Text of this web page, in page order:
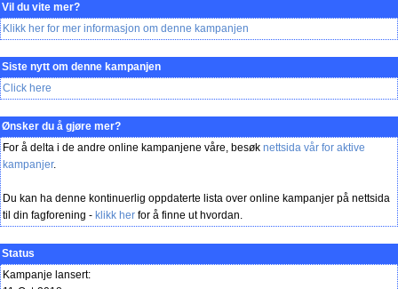
Vil du vite mer?
Klikk her for mer informasjon om denne kampanjen
Siste nytt om denne kampanjen
Click here
Ønsker du å gjøre mer?
For å delta i de andre online kampanjene våre, besøk nettsida vår for aktive
kampanjer.
Du kan ha denne kontinuerlig oppdaterte lista over online kampanjer på nettsida
til din fagforening - klikk her for å finne ut hvordan.
Status
Kampanje lansert: